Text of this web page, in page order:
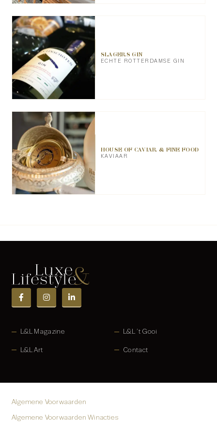
SLAGERS GIN
ECHTE ROTTERDAMSE GIN
HOUSE OF CAVIAR & FINE FOOD
KAVIAAR
L&L Magazine L&L ’t Gooi
L&L Art Contact
Algemene Voorwaarden
Algemene Voorwaarden Winacties